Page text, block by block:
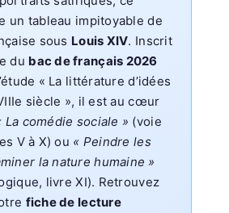
un tableau impitoyable de
sous Louis XIV. Inscrit
du bac de français 2026
« La littérature d’idées
siècle », il est au cœur
La comédie sociale » (voie
V à X) ou « Peindre les
la nature humaine »
livre XI). Retrouvez
fiche de lecture